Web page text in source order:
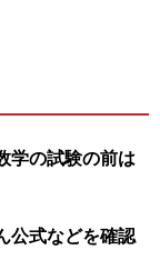
学の試験の前は
公式などを確認